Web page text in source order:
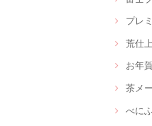
プレ
荒仕
お年
茶メ
べに